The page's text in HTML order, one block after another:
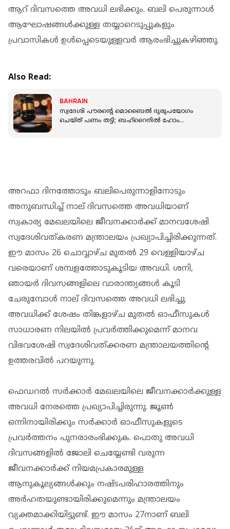
ആറ് ദിവസത്തെ അവധി ലഭിക്കും. ബലി പെരുന്നാള്‍
ആഘോഷങ്ങള്‍ക്കുള്ള തയ്യാറെടുപ്പുകളും
പ്രവാസികള്‍ ഉള്‍പ്പെടെയുള്ളവര്‍ ആരംഭിച്ചുകഴിഞ്ഞു.
Also Read:
BAHRAIN
സ്വദേശി പൗരന്റെ മൊബൈൽ ദുരുപയോ​ഗം
ചെയ്ത് പണം തട്ടി; ബഹ്റൈനിൽ ഹോം
അറഫാ ദിനത്തോടും ബലിപെരുന്നാളിനോടും
അനുബന്ധിച്ച് നാല് ദിവസത്തെ അവധിയാണ്
സ്വകാര്യ മേഖലയിലെ ജീവനക്കാര്‍ക്ക് മാനവശേഷി
സ്വദേശിവത്കരണ മന്ത്രാലയം പ്രഖ്യാപിച്ചിരിക്കുന്നത്.
ഈ മാസം 26 ചൊവ്വാഴ്ച മുതല്‍ 29 വെള്ളിയാഴ്ച
വരെയാണ് ശമ്പളത്തോടുകൂടിയ അവധി. ശനി,
ഞായര്‍ ദിവസങ്ങളിലെ വാരാന്ത്യങ്ങള്‍ കൂടി
ചേരുമ്പോള്‍ നാല് ദിവസത്തെ അവധി ലഭിച്ചു.
അവധിക്ക് ശേഷം തിങ്കളാഴ്ച മുതല്‍ ഓഫീസുകള്‍
സാധാരണ നിലയില്‍ പ്രവര്‍ത്തിക്കുമെന്ന് മാനവ
വിഭവശേഷി സ്വദേശിവത്ക്കരണ മന്ത്രാലയത്തിന്റെ
ഉത്തരവില്‍ പറയുന്നു.
ഫെഡറല്‍ സര്‍ക്കാര്‍ മേഖലയിലെ ജീവനക്കാര്‍ക്കുള്ള
അവധി നേരത്തെ പ്രഖ്യാപിച്ചിരുന്നു. ജൂണ്‍
ഒന്നിനായിരിക്കും സര്‍ക്കാര്‍ ഓഫീസുകളുടെ
പ്രവര്‍ത്തനം പുനരാരംഭിക്കുക. പൊതു അവധി
ദിവസങ്ങളില്‍ ജോലി ചെയ്യേണ്ടി വരുന്ന
ജീവനക്കാര്‍ക്ക് നിയമപ്രകാരമുള്ള
ആനുകൂല്യങ്ങള്‍ക്കും നഷ്ടപരിഹാരത്തിനും
അര്‍ഹതയുണ്ടായിരിക്കുമെന്നും മന്ത്രാലയം
വ്യക്തമാക്കിയിട്ടുണ്ട്. ഈ മാസം 27നാണ് ബലി